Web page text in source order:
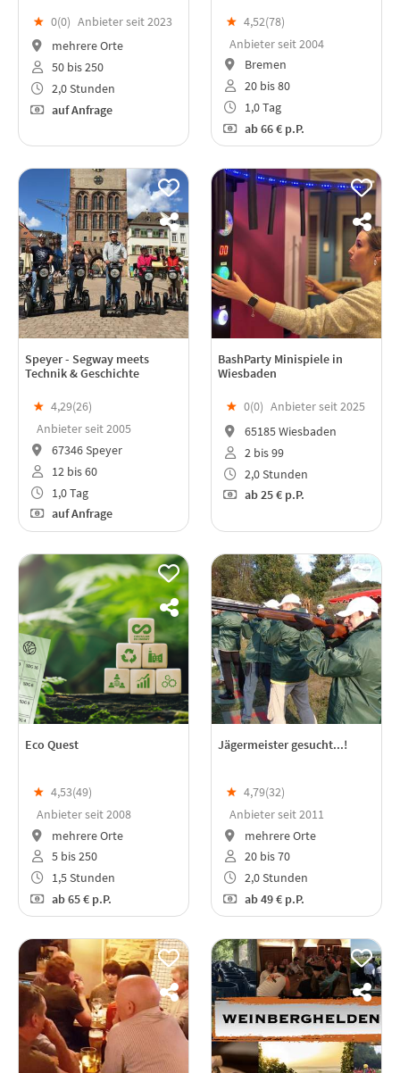
★ 0(0) Anbieter seit 2023
mehrere Orte
50 bis 250
2,0 Stunden
auf Anfrage
★ 4,52(78)
Anbieter seit 2004
Bremen
20 bis 80
1,0 Tag
ab66 € p.P.
Speyer - Segway meets
Technik & Geschichte
★ 4,29(26)
Anbieter seit 2005
67346 Speyer
12 bis 60
1,0 Tag
auf Anfrage
BashParty Minispiele in
Wiesbaden
★ 0(0) Anbieter seit 2025
65185 Wiesbaden
2 bis 99
2,0 Stunden
ab25 € p.P.
Eco Quest
★ 4,53(49)
Anbieter seit 2008
mehrere Orte
5 bis 250
1,5 Stunden
ab65 € p.P.
Jägermeister gesucht...!
★ 4,79(32)
Anbieter seit 2011
mehrere Orte
20 bis 70
2,0 Stunden
ab49 € p.P.